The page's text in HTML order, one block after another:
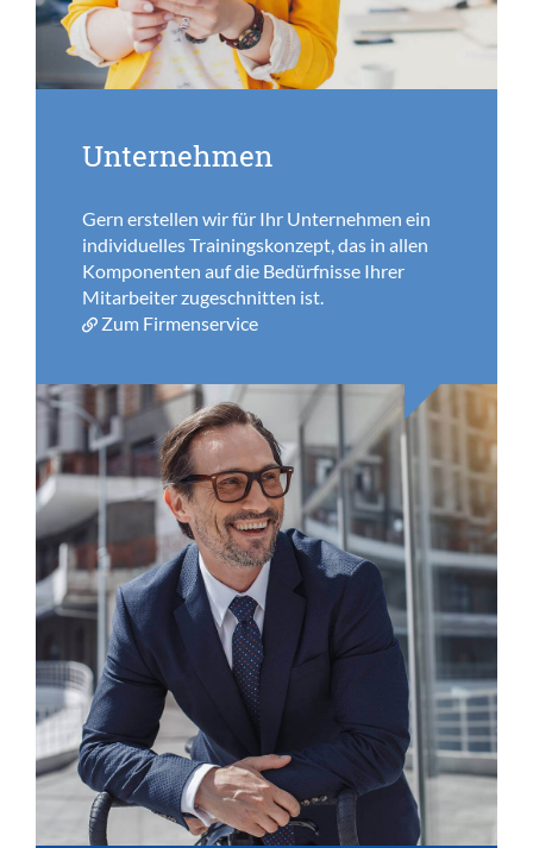
Unternehmen
Gern erstellen wir für Ihr Unternehmen ein
individuelles Trainingskonzept, das in allen
Komponenten auf die Bedürfnisse Ihrer
Mitarbeiter zugeschnitten ist.
Zum Firmenservice